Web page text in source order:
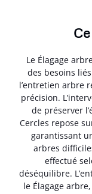
Le Élagage
des besoins
l’entretien arbre
précision.
de préserver
Cercles repose
garantissant
arbres
effectué
déséquilibre.
le Élagage